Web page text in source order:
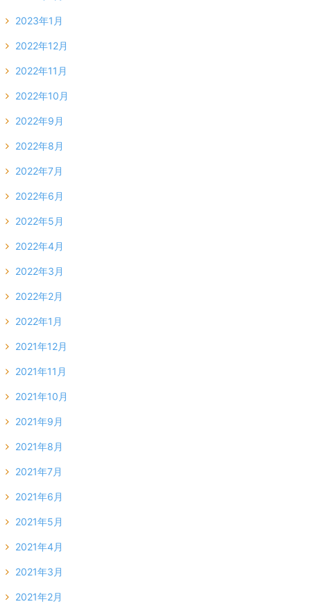
2023年1月
2022年12月
2022年11月
2022年10月
2022年9月
2022年8月
2022年7月
2022年6月
2022年5月
2022年4月
2022年3月
2022年2月
2022年1月
2021年12月
2021年11月
2021年10月
2021年9月
2021年8月
2021年7月
2021年6月
2021年5月
2021年4月
2021年3月
2021年2月